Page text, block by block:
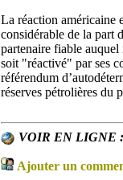
La réaction américaine
considérable de la part
partenaire fiable
soit "réactivé" par ses
référendum
réserves pétrolières du
VOIR EN LIGNE :
Ajouter un